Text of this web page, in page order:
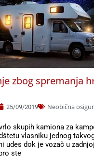
zbog spremanja
25/09/2019 Neobična
skupih kamiona za
vlasniku jednog
udes dok je vozač u
ste